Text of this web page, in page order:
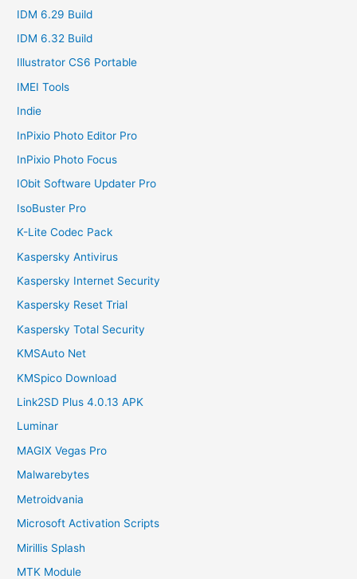
IDM 6.29 Build
IDM 6.32 Build
Illustrator CS6 Portable
IMEI Tools
Indie
InPixio Photo Editor Pro
InPixio Photo Focus
IObit Software Updater Pro
IsoBuster Pro
K-Lite Codec Pack
Kaspersky Antivirus
Kaspersky Internet Security
Kaspersky Reset Trial
Kaspersky Total Security
KMSAuto Net
KMSpico Download
Link2SD Plus 4.0.13 APK
Luminar
MAGIX Vegas Pro
Malwarebytes
Metroidvania
Microsoft Activation Scripts
Mirillis Splash
MTK Module